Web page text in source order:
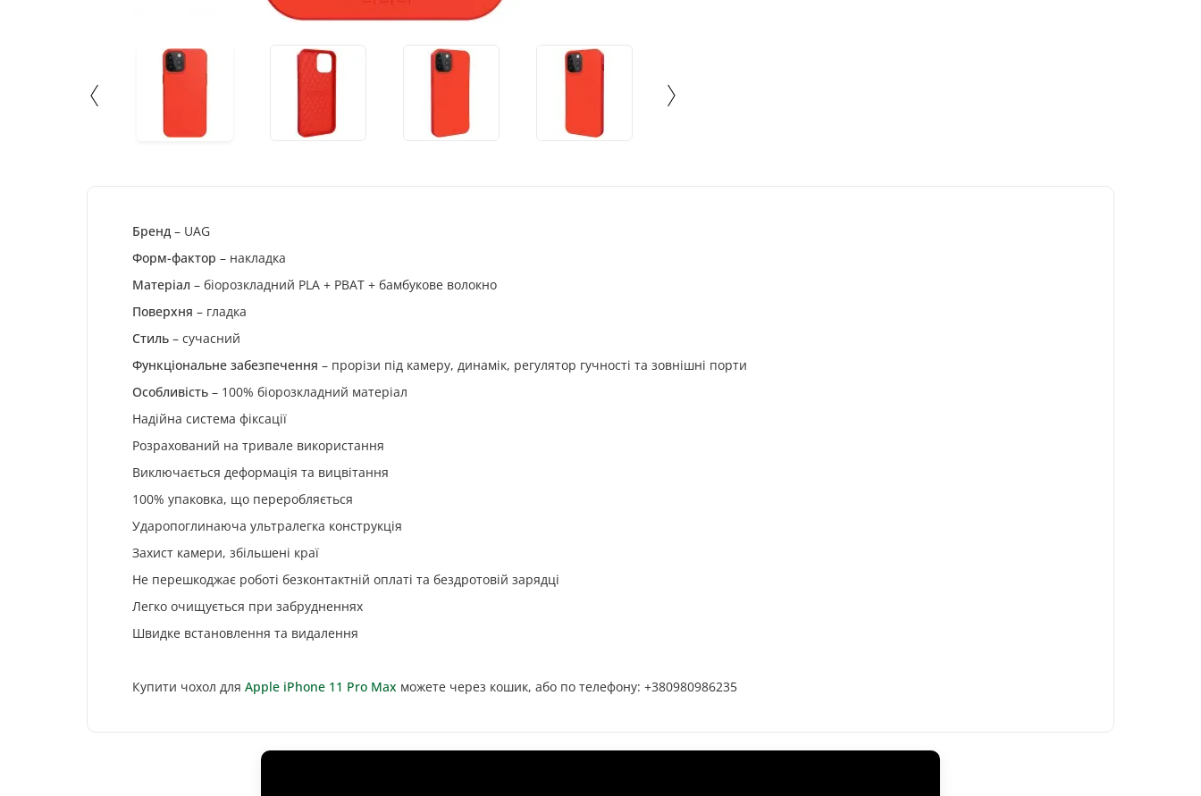
Бренд – UAG
Форм-фактор – накладка
Матеріал – біорозкладний PLA + PBAT + бамбукове волокно
Поверхня – гладка
Стиль – сучасний
Функціональне забезпечення – прорізи під камеру, динамік, регулятор гучності та зовнішні порти
Особливість – 100% біорозкладний матеріал
Надійна система фіксації
Розрахований на тривале використання
Виключається деформація та вицвітання
100% упаковка, що переробляється
Ударопоглинаюча ультралегка конструкція
Захист камери, збільшені краї
Не перешкоджає роботі безконтактній оплаті та бездротовій зарядці
Легко очищується при забрудненнях
Швидке встановлення та видалення
Купити чохол для Apple iPhone 11 Pro Max можете через кошик, або по телефону: +380980986235